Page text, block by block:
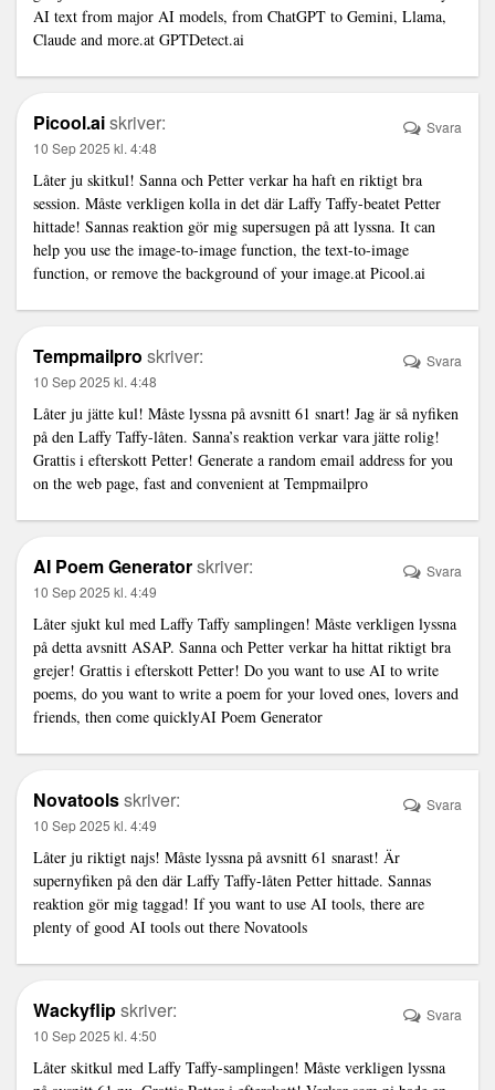
AI text from major AI models, from ChatGPT to Gemini, Llama,
Claude and more.at GPTDetect.ai
Picool.aiskriver:
10 Sep 2025 kl. 4:48
Låter ju skitkul! Sanna och Petter verkar ha haft en riktigt bra
session. Måste verkligen kolla in det där Laffy Taffy-beatet Petter
hittade! Sannas reaktion gör mig supersugen på att lyssna. It can
help you use the image-to-image function, the text-to-image
function, or remove the background of your image.at Picool.ai
Svara
Tempmailpro skriver:
10 Sep 2025 kl. 4:48
Låter ju jätte kul! Måste lyssna på avsnitt 61 snart! Jag är så nyfiken
på den Laffy Taffy-låten. Sanna’s reaktion verkar vara jätte rolig!
Grattis i efterskott Petter! Generate a random email address for you
on the web page, fast and convenient at Tempmailpro
Svara
AI Poem Generatorskriver:
10 Sep 2025 kl. 4:49
Låter sjukt kul med Laffy Taffy samplingen! Måste verkligen lyssna
på detta avsnitt ASAP. Sanna och Petter verkar ha hittat riktigt bra
grejer! Grattis i efterskott Petter! Do you want to use AI to write
poems, do you want to write a poem for your loved ones, lovers and
friends, then come quicklyAI Poem Generator
Svara
Novatoolsskriver:
10 Sep 2025 kl. 4:49
Låter ju riktigt najs! Måste lyssna på avsnitt 61 snarast! Är
supernyfiken på den där Laffy Taffy-låten Petter hittade. Sannas
reaktion gör mig taggad! If you want to use AI tools, there are
plenty of good AI tools out there Novatools
Svara
Wackyflipskriver:
10 Sep 2025 kl. 4:50
Låter skitkul med Laffy Taffy-samplingen! Måste verkligen lyssna
Svara